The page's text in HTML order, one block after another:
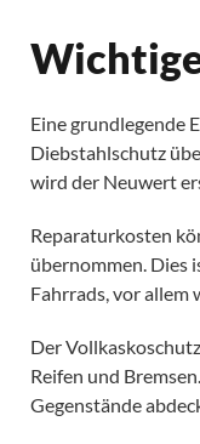
Eine grundlegende
Diebstahlschutz
wird der Neuwert
Reparaturkosten
übernommen. Dies
Fahrrads, vor allem
Der
Reifen und
Gegenstände